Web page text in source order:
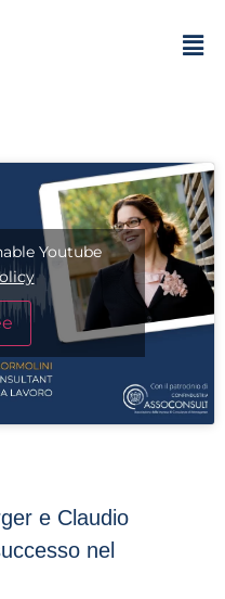
Youtube
e Claudio
nel